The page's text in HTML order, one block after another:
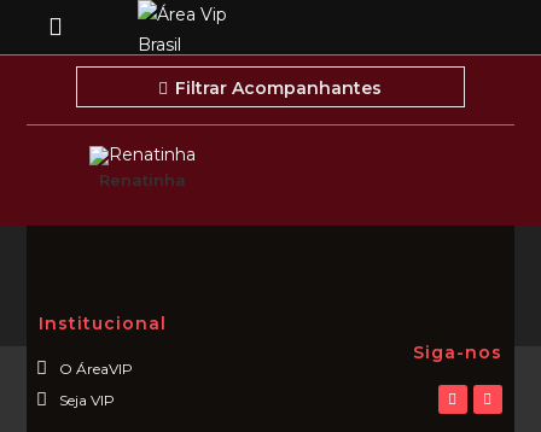
Filtrar Acompanhantes
Renatinha
Institucional
O ÁreaVIP
Seja VIP
Siga-nos